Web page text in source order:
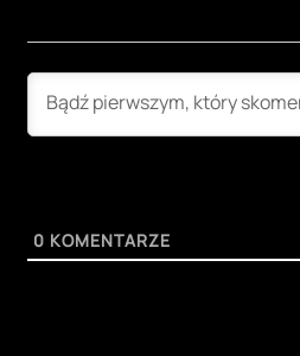
0 KOMENTARZE